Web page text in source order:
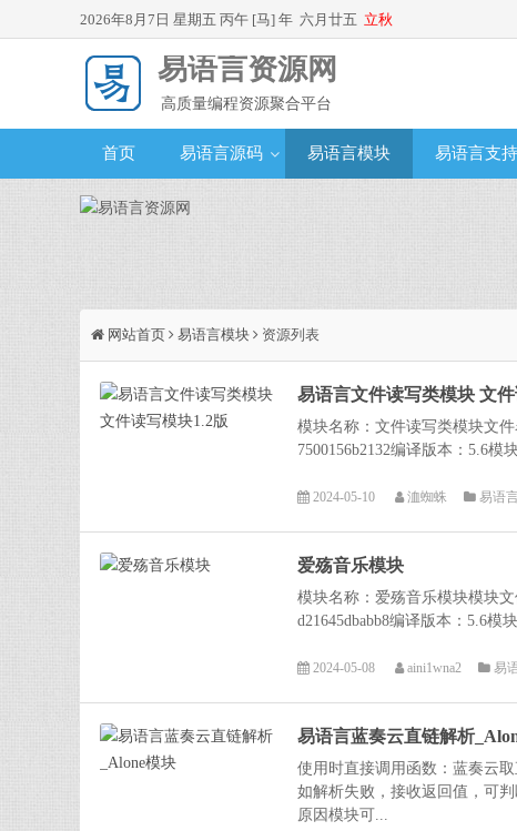
2026年8月7日 星期五 丙午 [马] 年 六月廿五 立秋
易语言资源网
高质量编程资源聚合平台
首页 易语言源码 易语言模块 易语言支
网站首页 易语言模块 资源列表
易语言文件读写类模块 文
模块名称：文件读写类模块文件
7500156b2132编译版本：5.6
2024-05-10 洫蜘蛛 易语
爱殇音乐模块
模块名称：爱殇音乐模块模块文
d21645dbabb8编译版本：5.6模
2024-05-08 aini1wna2 易
易语言蓝奏云直链解析
使用时直接调用函数：蓝奏云
如解析失败，接收返回值，可
原因模块可...